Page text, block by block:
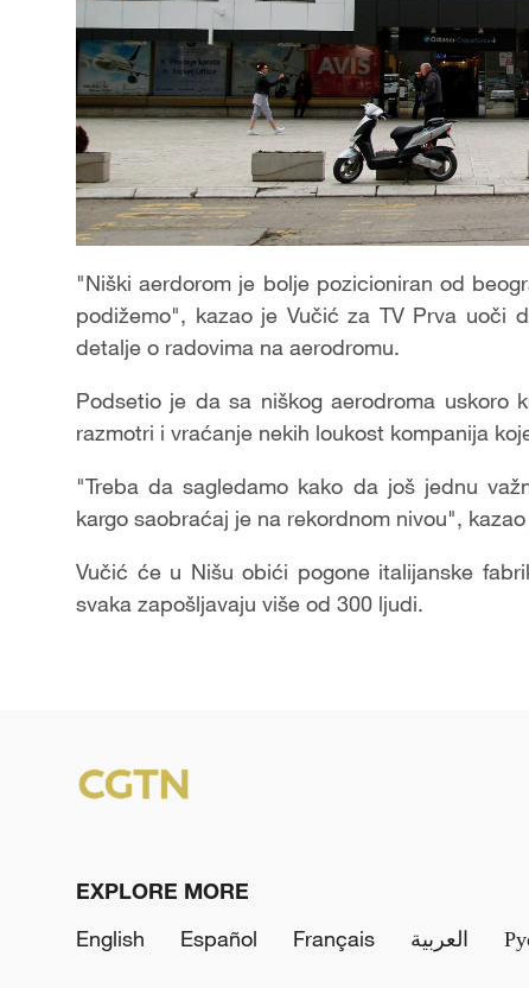
"Niški aerdorom je bolje pozicioniran od
podižemo", kazao je Vučić za TV Prva uoči
detalje o radovima na aerodromu.
Podsetio je da sa niškog aerodroma
razmotri i vraćanje nekih loukost kompanija
"Treba da sagledamo kako da još jednu
kargo saobraćaj je na rekordnom nivou",
Vučić će u Nišu obići pogone italijanske
svaka zapošljavaju više od 300 ljudi.
EXPLORE MORE
English
Español Français العربية